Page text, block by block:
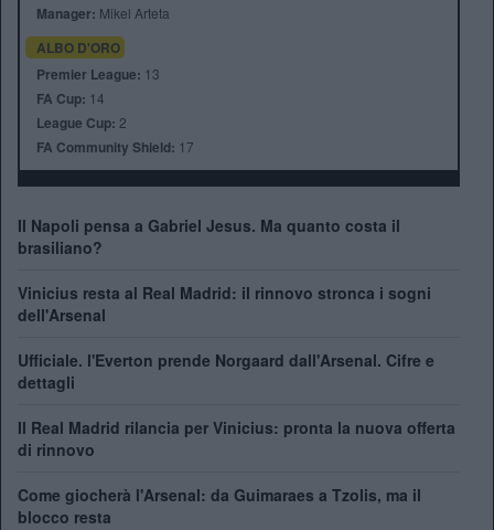
Manager: Mikel Arteta
ALBO D'ORO
Premier League: 13
FA Cup: 14
League Cup: 2
FA Community Shield: 17
Il Napoli pensa a Gabriel Jesus. Ma quanto costa il
brasiliano?
Vinicius resta al Real Madrid: il rinnovo stronca i sogni
dell'Arsenal
Ufficiale. l'Everton prende Norgaard dall'Arsenal. Cifre e
dettagli
Il Real Madrid rilancia per Vinicius: pronta la nuova offerta
di rinnovo
Come giocherà l'Arsenal: da Guimaraes a Tzolis, ma il
blocco resta